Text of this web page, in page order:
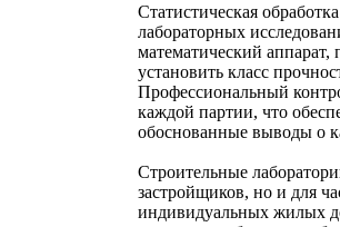
Статистическая
лабораторных
математический
установить класс
Профессиональный
каждой партии, что
обоснованные выводы о
Строительные
застройщиков, но и для
индивидуальных жилых